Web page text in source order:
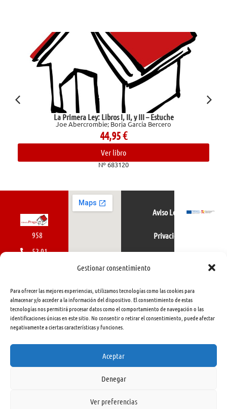
Gestionar consentimiento
Para ofrecer las mejores experiencias, utilizamos tecnologías como las cookies para
almacenar y/o acceder a la información del dispositivo. El consentimiento de estas
tecnologías nos permitirá procesar datos como el comportamiento de navegación o las
identificaciones únicas en este sitio. No consentir o retirar el consentimiento, puede afectar
negativamente a ciertas características y funciones.
Aceptar
Denegar
Ver preferencias
La Primera Ley: Libros I, II, y III – Estuche
Joe Abercrombie; Borja García Bercero
Nº 683120
958
52 01
462
415
info@libreriapraga.com
Gracia,
Aviso Legal
Privacidad